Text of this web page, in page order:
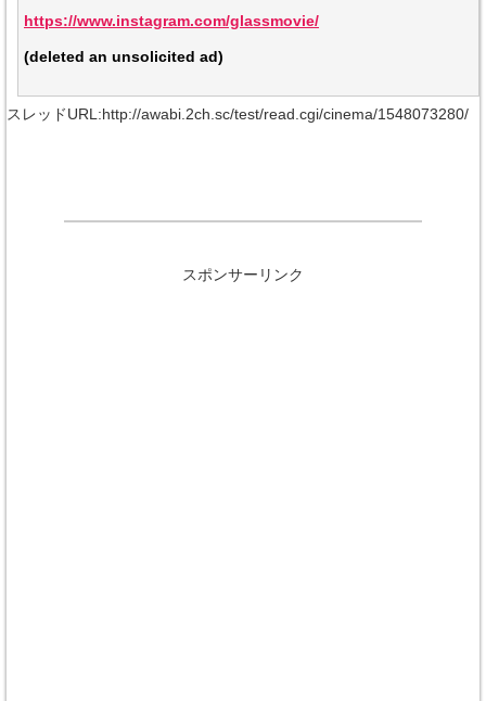
https://www.instagram.com/glassmovie/
(deleted an unsolicited ad)
スレッドURL:http://awabi.2ch.sc/test/read.cgi/cinema/1548073280/
スポンサーリンク